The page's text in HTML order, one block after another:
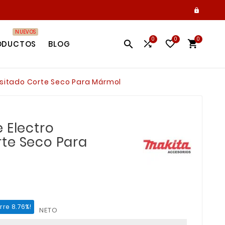

NUEVOS
BLOG  0 0 0
Corte Seco Para Mármol
Electro
Seco Para
8.76%! NETO